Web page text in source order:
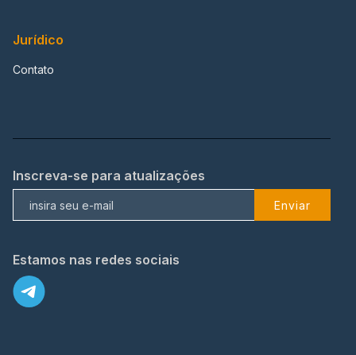
Jurídico
Contato
Inscreva-se para atualizações
Enviar
Estamos nas redes sociais